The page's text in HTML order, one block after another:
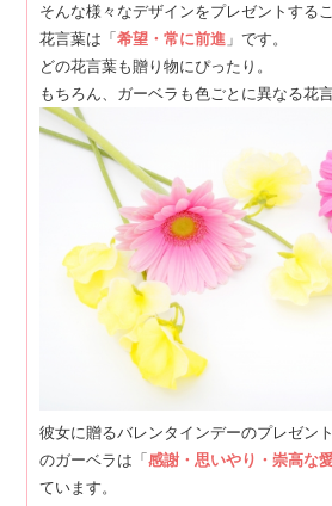
そんな様々なデザインをプレゼントする
花言葉は「希望・常に前進 」です。
どの花言葉も贈り物にぴったり。
もちろん、ガーベラも色ごとに異なる花
彼女に贈るバレンタインデーのプレゼン
のガーベラは「感謝・思いやり・崇高な
ています。